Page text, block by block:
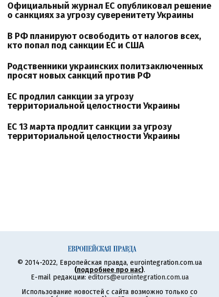
Официальный журнал ЕС опубликовал решение
о санкциях за угрозу суверенитету Украины
В РФ планируют освободить от налогов всех,
кто попал под санкции ЕС и США
Родственники украинских политзаключенных
просят новых санкций против РФ
ЕС продлил санкции за угрозу
территориальной целостности Украины
ЕС 13 марта продлит санкции за угрозу
территориальной целостности Украины
© 2014-2022, Европейская правда, eurointegration.com.ua
(подробнее про нас).
E-mail редакции: editors@eurointegration.com.ua
Использование новостей с сайта возможно только со